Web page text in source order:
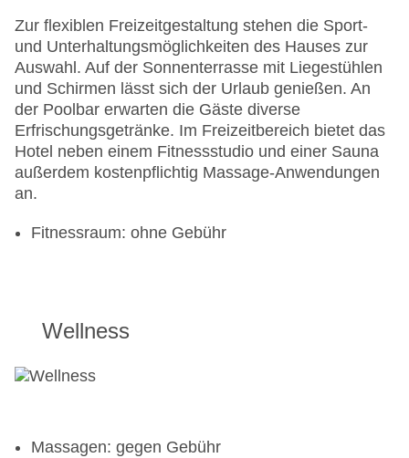
Zur flexiblen Freizeitgestaltung stehen die Sport-
und Unterhaltungsmöglichkeiten des Hauses zur
Auswahl. Auf der Sonnenterrasse mit Liegestühlen
und Schirmen lässt sich der Urlaub genießen. An
der Poolbar erwarten die Gäste diverse
Erfrischungsgetränke. Im Freizeitbereich bietet das
Hotel neben einem Fitnessstudio und einer Sauna
außerdem kostenpflichtig Massage-Anwendungen
an.
Fitnessraum: ohne Gebühr
Wellness
Massagen: gegen Gebühr